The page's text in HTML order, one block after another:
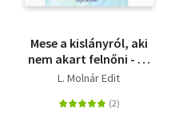
Mese a kislányról, aki
nem akart felnőni - és
más történetek
L. Molnár Edit